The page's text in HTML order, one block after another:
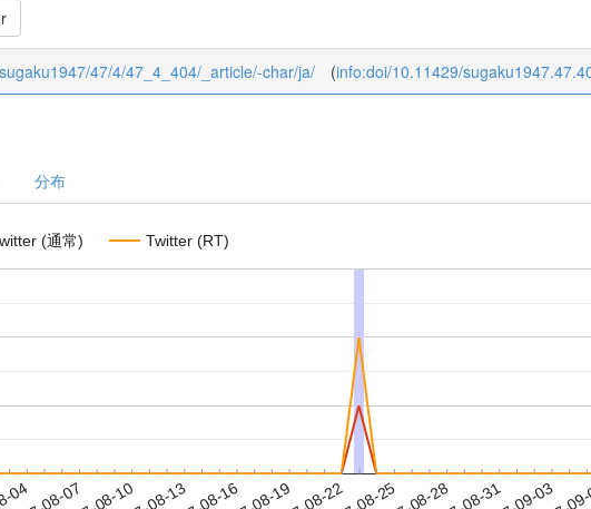
47/4/47_4_404/_article/-char/ja/ (info:doi/10.11429/
分布
(通常) Twitter (RT)